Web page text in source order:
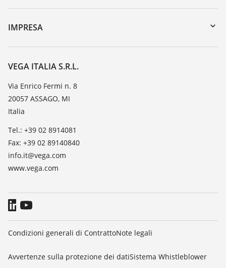
DTM Collection/PACTware
Reso apparecchio
Seminari
Lista resistenza
TeamViewer
IMPRESA
VEGA, l'azienda
Contatto
Novità
Stampa
Blog
VEGA ITALIA S.R.L.
Via Enrico Fermi n. 8
20057 ASSAGO, MI
Italia
Tel.: +39 02 8914081
Fax: +39 02 89140840
info.it@vega.com
www.vega.com
Condizioni generali di ContrattoNote legali
Avvertenze sulla protezione dei datiSistema Whistleblower